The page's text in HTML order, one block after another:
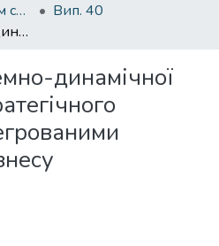
Управління розвитком складних систем
Вип. 40
Побудова системно-динамічної BSC-моделі стратегічного управління інтегрованими структурами бізнесу
динамічної